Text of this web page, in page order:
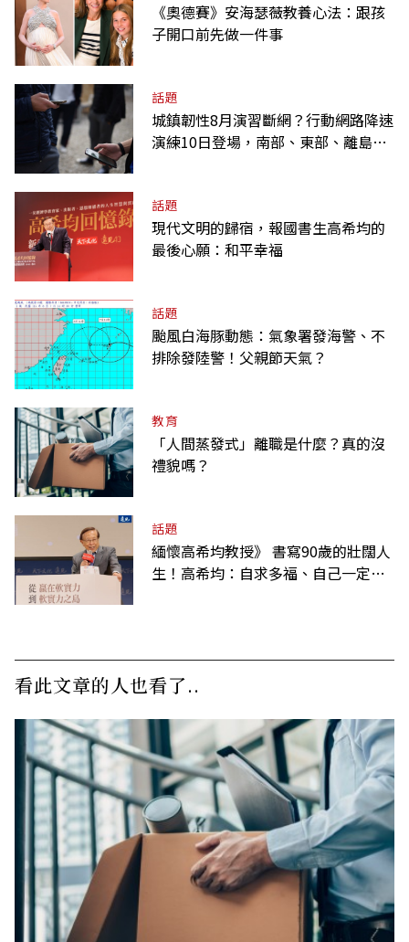
《奧德賽》安海瑟薇教養心法：跟孩
子開口前先做一件事
話題
城鎮韌性8月演習斷網？行動網路降速
演練10日登場，南部、東部、離島為
話題
現代文明的歸宿，報國書生高希均的
最後心願：和平幸福
話題
颱風白海豚動態：氣象署發海警、不
排除發陸警！父親節天氣？
教育
「人間蒸發式」離職是什麼？真的沒
禮貌嗎？
話題
緬懷高希均教授》 書寫90歲的壯闊人
生！高希均：自求多福、自己一定要
看此文章的人也看了..